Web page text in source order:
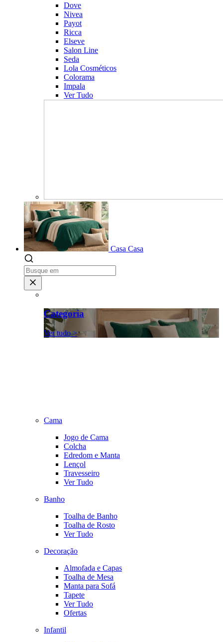
Dove
Nivea
Payot
Ricca
Elseve
Salon Line
Seda
Lola Cosméticos
Colorama
Impala
Ver Tudo
Casa Casa
Categoria
Ver tudo >
Cama
Jogo de Cama
Colcha
Edredom e Manta
Lençol
Travesseiro
Ver Tudo
Banho
Toalha de Banho
Toalha de Rosto
Ver Tudo
Decoração
Almofada e Capas
Toalha de Mesa
Manta para Sofá
Tapete
Ver Tudo
Ofertas
Infantil